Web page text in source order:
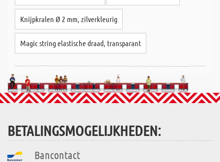
Knijpkralen Ø 2 mm, zilverkleurig
Magic string elastische draad, transparant
BETALINGSMOGELIJKHEDEN:
Bancontact